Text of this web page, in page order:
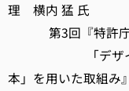
理 横内 猛 氏
第3回『特許庁
「デザイナー
本」を用いた取組み』